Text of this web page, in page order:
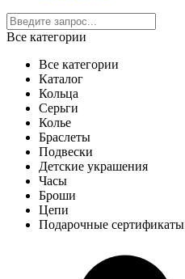
Все категории
Все категории
Каталог
Кольца
Серьги
Колье
Браслеты
Подвески
Детские украшения
Часы
Броши
Цепи
Подарочные сертификаты